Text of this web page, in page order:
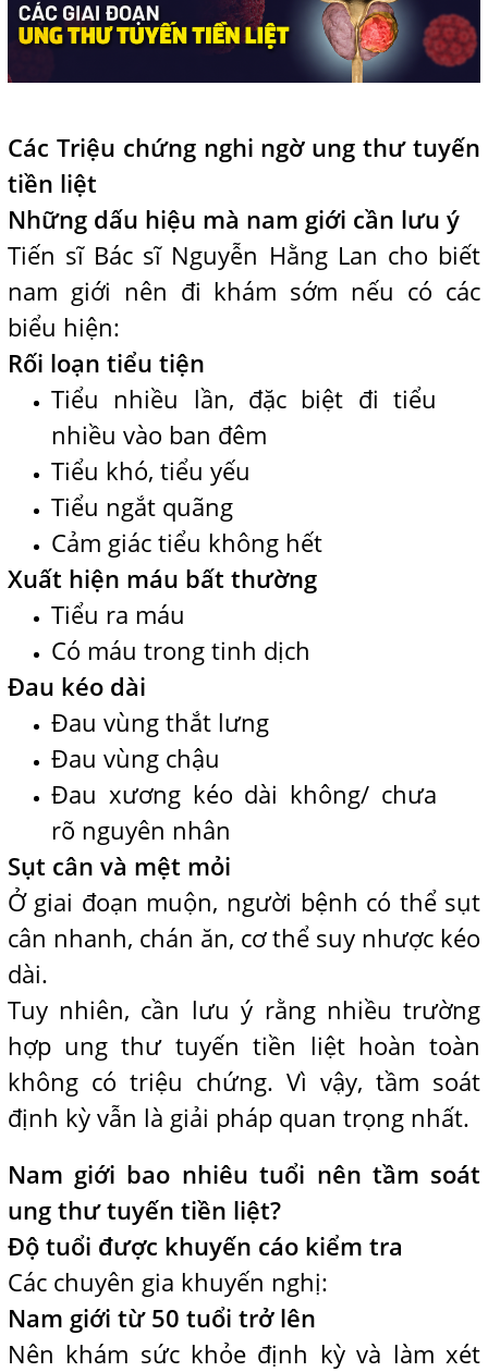
Các Triệu chứng nghi ngờ ung thư tuyến
tiền liệt
Những dấu hiệu mà nam giới cần lưu ý
Tiến sĩ Bác sĩ Nguyễn Hằng Lan cho biết
nam giới nên đi khám sớm nếu có các
biểu hiện:
Rối loạn tiểu tiện
Tiểu nhiều lần, đặc biệt đi tiểu
nhiều vào ban đêm
Tiểu khó, tiểu yếu
Tiểu ngắt quãng
Cảm giác tiểu không hết
Xuất hiện máu bất thường
Tiểu ra máu
Có máu trong tinh dịch
Đau kéo dài
Đau vùng thắt lưng
Đau vùng chậu
Đau xương kéo dài không/ chưa
rõ nguyên nhân
Sụt cân và mệt mỏi
Ở giai đoạn muộn, người bệnh có thể sụt
cân nhanh, chán ăn, cơ thể suy nhược kéo
dài.
Tuy nhiên, cần lưu ý rằng nhiều trường
hợp ung thư tuyến tiền liệt hoàn toàn
không có triệu chứng. Vì vậy, tầm soát
định kỳ vẫn là giải pháp quan trọng nhất.
Nam giới bao nhiêu tuổi nên tầm soát
ung thư tuyến tiền liệt?
Độ tuổi được khuyến cáo kiểm tra
Các chuyên gia khuyến nghị:
Nam giới từ 50 tuổi trở lên
Nên khám sức khỏe định kỳ và làm xét